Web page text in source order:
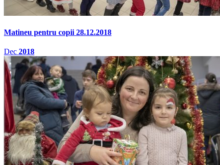
Matineu pentru copii 28.12.2018
Dec 2018